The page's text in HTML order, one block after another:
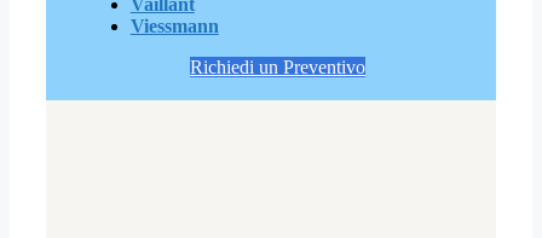
Viessmann
Richiedi un Preventivo